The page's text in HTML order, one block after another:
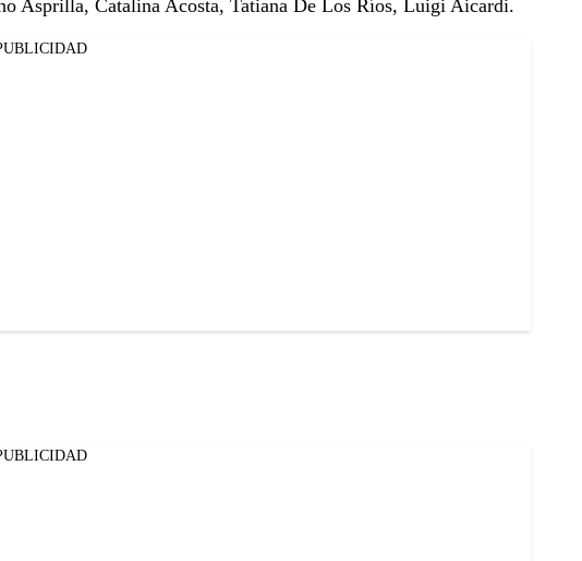
Asprilla, Catalina Acosta, Tatiana De Los Ríos, Luigi Aicardi.